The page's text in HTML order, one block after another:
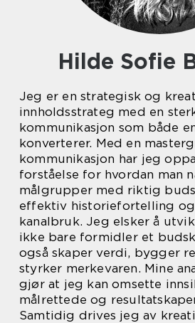
Hilde Sofie
Jeg er en strategisk og
innholdsstrateg med en
kommunikasjon som både
konverterer. Med en
kommunikasjon har jeg
forståelse for hvordan man
målgrupper med riktig
effektiv historiefortelling
kanalbruk. Jeg elsker å
ikke bare formidler et
også skaper verdi, bygger
styrker merkevaren. Mine
gjør at jeg kan omsette
målrettede og
Samtidig drives jeg av